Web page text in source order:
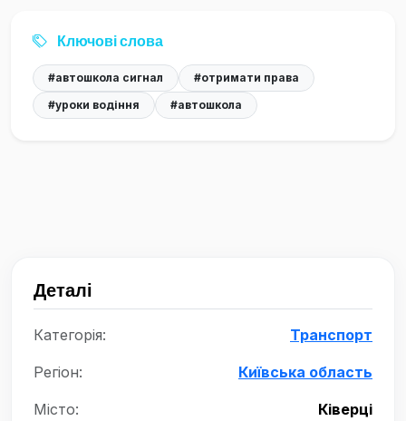
Ключові слова
#автошкола сигнал
#отримати права
#уроки водіння
#автошкола
Деталі
Категорія: Транспорт
Регіон: Київська область
Місто: Ківерці